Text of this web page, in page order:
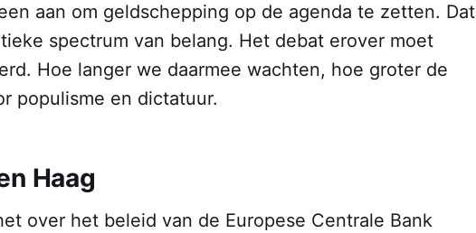
aan om geldschepping op de agenda te zetten. Dat
spectrum van belang. Het debat erover moet
Hoe langer we daarmee wachten, hoe groter de
populisme en dictatuur.
Haag
over het beleid van de Europese Centrale Bank